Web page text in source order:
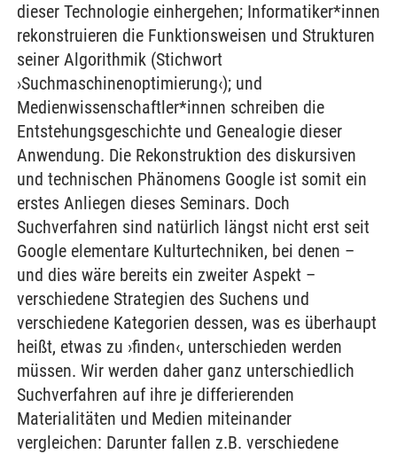
dieser Technologie einhergehen; Informatiker*innen
rekonstruieren die Funktionsweisen und Strukturen
seiner Algorithmik (Stichwort
›Suchmaschinenoptimierung‹); und
Medienwissenschaftler*innen schreiben die
Entstehungsgeschichte und Genealogie dieser
Anwendung. Die Rekonstruktion des diskursiven
und technischen Phänomens Google ist somit ein
erstes Anliegen dieses Seminars. Doch
Suchverfahren sind natürlich längst nicht erst seit
Google elementare Kulturtechniken, bei denen –
und dies wäre bereits ein zweiter Aspekt –
verschiedene Strategien des Suchens und
verschiedene Kategorien dessen, was es überhaupt
heißt, etwas zu ›finden‹, unterschieden werden
müssen. Wir werden daher ganz unterschiedlich
Suchverfahren auf ihre je differierenden
Materialitäten und Medien miteinander
vergleichen: Darunter fallen z.B. verschiedene